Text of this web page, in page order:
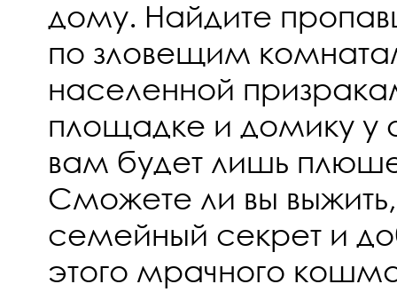
дому. Найдите
по зловещим
населенной
площадке и домику у
вам будет лишь
Сможете ли вы выжить,
семейный секрет и
этого мрачного